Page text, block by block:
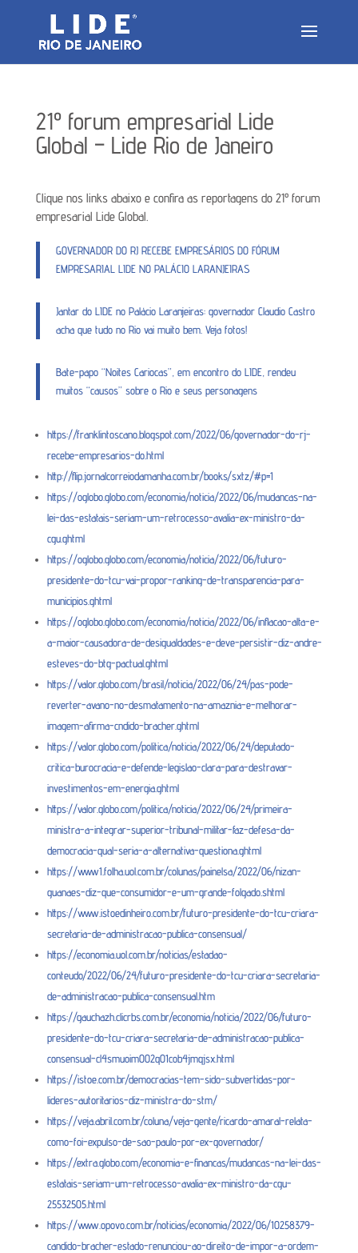
21º forum empresarial Lide
Global – Lide Rio de Janeiro
Clique nos links abaixo e confira as reportagens do 21º forum
empresarial Lide Global.
GOVERNADOR DO RJ RECEBE EMPRESÁRIOS DO FÓRUM
EMPRESARIAL LIDE NO PALÁCIO LARANJEIRAS
Jantar do LIDE no Palácio Laranjeiras: governador Claudio Castro
acha que tudo no Rio vai muito bem. Veja fotos!
Bate-papo “Noites Cariocas”, em encontro do LIDE, rendeu
muitos “causos” sobre o Rio e seus personagens
https://franklintoscano.blogspot.com/2022/06/governador-do-rj-
recebe-empresarios-do.html
http://flip.jornalcorreiodamanha.com.br/books/sxtz/#p=1
https://oglobo.globo.com/economia/noticia/2022/06/mudancas-na-
lei-das-estatais-seriam-um-retrocesso-avalia-ex-ministro-da-
cgu.ghtml
https://oglobo.globo.com/economia/noticia/2022/06/futuro-
presidente-do-tcu-vai-propor-ranking-de-transparencia-para-
municipios.ghtml
https://oglobo.globo.com/economia/noticia/2022/06/inflacao-alta-e-
a-maior-causadora-de-desigualdades-e-deve-persistir-diz-andre-
esteves-do-btg-pactual.ghtml
https://valor.globo.com/brasil/noticia/2022/06/24/pas-pode-
reverter-avano-no-desmatamento-na-amaznia-e-melhorar-
imagem-afirma-cndido-bracher.ghtml
https://valor.globo.com/politica/noticia/2022/06/24/deputado-
critica-burocracia-e-defende-legislao-clara-para-destravar-
investimentos-em-energia.ghtml
https://valor.globo.com/politica/noticia/2022/06/24/primeira-
ministra-a-integrar-superior-tribunal-militar-faz-defesa-da-
democracia-qual-seria-a-alternativa-questiona.ghtml
https://www1.folha.uol.com.br/colunas/painelsa/2022/06/nizan-
guanaes-diz-que-consumidor-e-um-grande-folgado.shtml
https://www.istoedinheiro.com.br/futuro-presidente-do-tcu-criara-
secretaria-de-administracao-publica-consensual/
https://economia.uol.com.br/noticias/estadao-
conteudo/2022/06/24/futuro-presidente-do-tcu-criara-secretaria-
de-administracao-publica-consensual.htm
https://gauchazh.clicrbs.com.br/economia/noticia/2022/06/futuro-
presidente-do-tcu-criara-secretaria-de-administracao-publica-
consensual-cl4smuoim002q01cob4jmqjsx.html
https://istoe.com.br/democracias-tem-sido-subvertidas-por-
lideres-autoritarios-diz-ministra-do-stm/
https://veja.abril.com.br/coluna/veja-gente/ricardo-amaral-relata-
como-foi-expulso-de-sao-paulo-por-ex-governador/
https://extra.globo.com/economia-e-financas/mudancas-na-lei-das-
estatais-seriam-um-retrocesso-avalia-ex-ministro-da-cgu-
25532505.html
https://www.opovo.com.br/noticias/economia/2022/06/10258379-
candido-bracher-estado-renunciou-ao-direito-de-impor-a-ordem-